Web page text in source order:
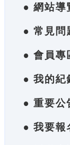
● 網站導
● 常見問
● 會員專
● 我的紀
● 重要公
● 我要報